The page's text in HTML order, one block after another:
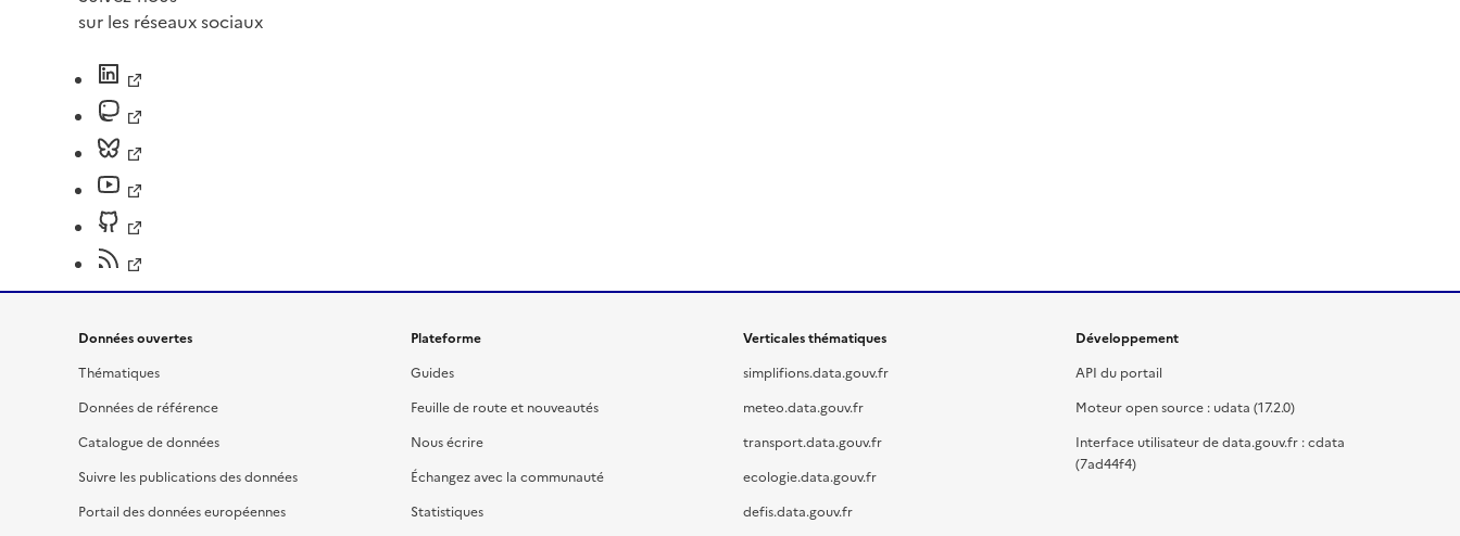
sur les réseaux sociaux
Données ouvertes
Thématiques
Données de référence
Catalogue de données
Suivre les publications des données
Portail des données européennes
Plateforme
Guides
Feuille de route et nouveautés
Nous écrire
Échangez avec la communauté
Statistiques
Verticales thématiques
simplifions.data.gouv.fr
meteo.data.gouv.fr
transport.data.gouv.fr
ecologie.data.gouv.fr
defis.data.gouv.fr
Développement
API du portail
Moteur open source : udata (17.2.0)
Interface utilisateur de data.gouv.fr : cdata
(7ad44f4)